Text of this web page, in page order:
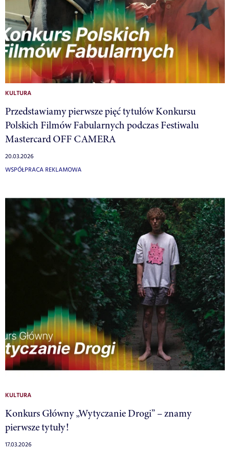
KULTURA
Przedstawiamy pierwsze pięć tytułów Konkursu
Polskich Filmów Fabularnych podczas Festiwalu
Mastercard OFF CAMERA
20.03.2026
WSPÓŁPRACA REKLAMOWA
KULTURA
Konkurs Główny „Wytyczanie Drogi” – znamy
pierwsze tytuły!
17.03.2026